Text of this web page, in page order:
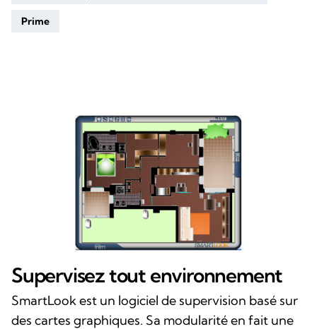
Prime
Supervisez tout environnement
SmartLook est un logiciel de supervision basé sur
des cartes graphiques. Sa modularité en fait une